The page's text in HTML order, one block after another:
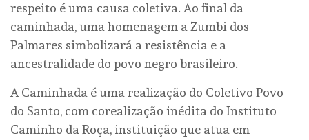
respeito é uma causa coletiva. Ao final da
caminhada, uma homenagem a Zumbi dos
Palmares simbolizará a resistência e a
ancestralidade do povo negro brasileiro.
A Caminhada é uma realização do Coletivo Povo
do Santo, com corealização inédita do Instituto
Caminho da Roça, instituição que atua em